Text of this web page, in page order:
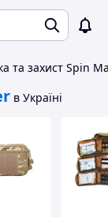
та захист Spin
в Україні